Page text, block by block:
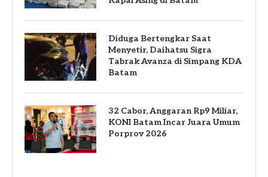
Diduga Bertengkar Saat
Menyetir, Daihatsu Sigra
Tabrak Avanza di Simpang KDA
Batam
32 Cabor, Anggaran Rp9 Miliar,
KONI Batam Incar Juara Umum
Porprov 2026